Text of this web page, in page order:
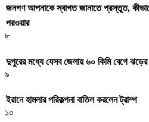
জনগণ আপনাকে স্বাগত জানাতে প্রস্তুত,
পরওয়ার
৮
দুপুরের মধ্যে যেসব জেলায় ৬০ কিমি বেগে
৯
ইরানে হামলার পরিকল্পনা বাতিল করলেন ট্রাম্প
১০